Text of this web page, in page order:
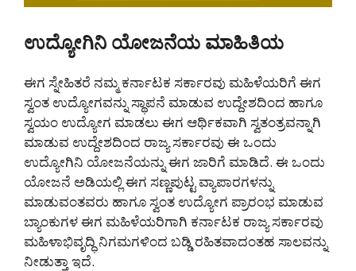
ಉದ್ಯೋಗಿನಿ ಯೋಜನೆಯ ಮಾಹಿತಿಯ
ಈಗ ಸ್ನೇಹಿತರೆ ನಮ್ಮ ಕರ್ನಾಟಕ ಸರ್ಕಾರವು ಮಹಿಳೆಯರಿಗೆ ಈಗ
ಸ್ವಂತ ಉದ್ಯೋಗವನ್ನು ಸ್ಥಾಪನೆ ಮಾಡುವ ಉದ್ದೇಶದಿಂದ ಹಾಗೂ
ಸ್ವಯಂ ಉದ್ಯೋಗ ಮಾಡಲು ಈಗ ಆರ್ಥಿಕವಾಗಿ ಸ್ವತಂತ್ರವನ್ನಾಗಿ
ಮಾಡುವ ಉದ್ದೇಶದಿಂದ ರಾಜ್ಯ ಸರ್ಕಾರವು ಈ ಒಂದು
ಉದ್ಯೋಗಿನಿ ಯೋಜನೆಯನ್ನು ಈಗ ಜಾರಿಗೆ ಮಾಡಿದೆ. ಈ ಒಂದು
ಯೋಜನೆ ಅಡಿಯಲ್ಲಿ ಈಗ ಸಣ್ಣಪುಟ್ಟ ವ್ಯಾಪಾರಗಳನ್ನು
ಮಾಡುವಂತವರು ಹಾಗೂ ಸ್ವಂತ ಉದ್ಯೋಗ ಪ್ರಾರಂಭ ಮಾಡುವ
ಬ್ಯಾಂಕುಗಳ ಈಗ ಮಹಿಳೆಯರಿಗಾಗಿ ಕರ್ನಾಟಕ ರಾಜ್ಯ ಸರ್ಕಾರವು
ಮಹಿಳಾಭಿವೃದ್ಧಿ ನಿಗಮಗಳಿಂದ ಬಡ್ಡಿ ರಹಿತವಾದಂತಹ ಸಾಲವನ್ನು
ನೀಡುತ್ತಾ ಇದೆ.